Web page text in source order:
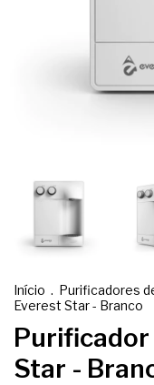
Início . Purificadores
Everest Star - Branco
Star -